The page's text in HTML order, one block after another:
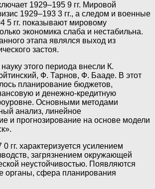
1929–195 9 гг. Мировой
1929–193 3 гг., а следом и военные
5 гг. показывают мировому
экономика слаба и нестабильна.
этапа являлся выход из
застоя.
этого периода внесли К.
Ф. Тарнов, Ф. Бааде. В этот
планирование бюджетов,
и денежно-кредитную
Основными методами
анализ, линейное
и прогнозирование на основе модели
гг. характеризуется усилением
загрязнением окружающей
неустойчивостью. Появляются
органы, сфера планирования